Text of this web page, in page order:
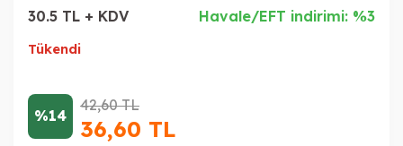
30.5 TL + KDV
Havale/EFT indirimi: %3
Tükendi
%14
42,60TL
36,60 TL